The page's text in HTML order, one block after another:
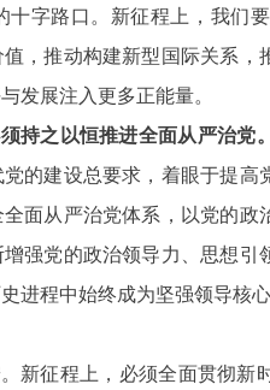
十字路口。新征程上，我们
，推动构建新型国际关系
发展注入更多正能量。
之以恒推进全面从严治党。
的建设总要求，着眼于提
面从严治党体系，以党的
强党的政治领导力、思想
进程中始终成为坚强领导核心
新征程上，必须全面贯彻新